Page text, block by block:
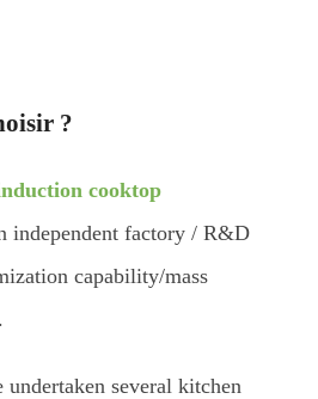
?
cooktop
independent factory / R&D
capability/mass
several kitchen